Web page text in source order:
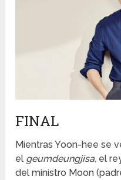
FINAL
Mientras Yoon-hee se
el geumdeungjisa, el
del ministro Moon